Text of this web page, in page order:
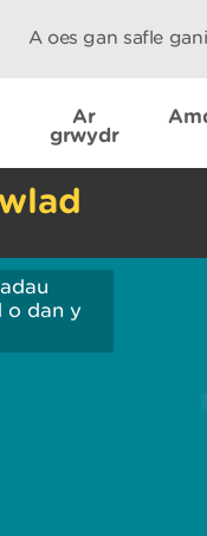
A oes gan safle
Ar
grwydr
o dan y